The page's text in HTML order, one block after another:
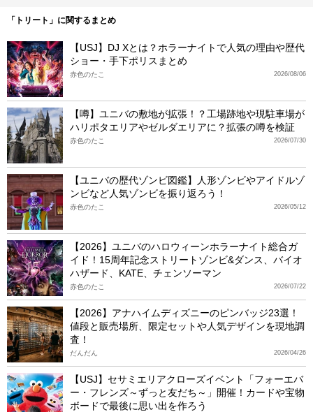
「トリート」に関するまとめ
【USJ】DJ Xとは？ホラーナイトで人気の理由や歴代
ショー・手下ポリスまとめ
2026/08/06
赤色のたこ
【噂】ユニバの敷地が拡張！？工場跡地や現駐車場が
ハリポタエリアやゼルダエリアに？拡張の噂を検証
2026/07/30
赤色のたこ
【ユニバの歴代ゾンビ図鑑】人形ゾンビやアイドルゾ
ンビなど人気ゾンビを振り返ろう！
2026/05/12
赤色のたこ
【2026】ユニバのハロウィーンホラーナイト総合ガ
イド！15周年記念ストリートゾンビ&ダンス、バイオ
ハザード、KATE、チェンソーマン
2026/07/22
赤色のたこ
【2026】アナハイムディズニーのピンバッジ23選！
値段と販売場所、限定セットや人気デザインを現地調
査！
2026/04/26
だんだん
【USJ】セサミエリアクローズイベント「フォーエバ
ー・フレンズ～ずっと友だち～」開催！カードや宝物
ボードで最後に思い出を作ろう